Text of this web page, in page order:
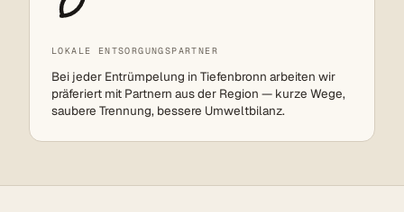
LOKALE ENTSORGUNGSPARTNER
Bei jeder Entrümpelung in Tiefenbronn arbeiten wir
präferiert mit Partnern aus der Region — kurze Wege,
saubere Trennung, bessere Umweltbilanz.